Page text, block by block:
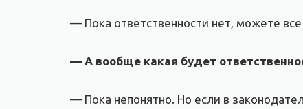
— Пока ответственности нет, можете
— А вообще какая будет
— Пока непонятно. Но если в